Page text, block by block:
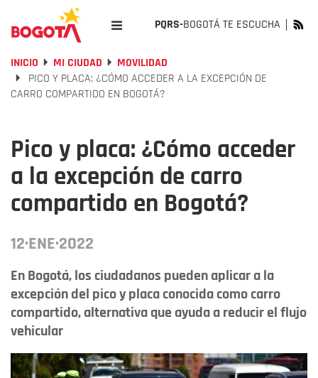
PQRS-BOGOTÁ TE ESCUCHA
INICIO MI CIUDAD
MOVILIDAD
PICO Y PLACA: ¿CÓMO ACCEDER A LA EXCEPCIÓN DE
CARRO COMPARTIDO EN BOGOTÁ?
Pico y placa: ¿Cómo acceder
a la excepción de carro
compartido en Bogotá?
12·ENE·2022
En Bogotá, los ciudadanos pueden aplicar a la
excepción del pico y placa conocida como carro
compartido, alternativa que ayuda a reducir el flujo
vehicular